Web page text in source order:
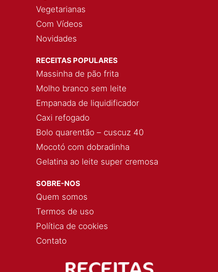
Vegetarianas
Com Vídeos
Novidades
RECEITAS POPULARES
Massinha de pão frita
Molho branco sem leite
Empanada de liquidificador
Caxi refogado
Bolo quarentão – cuscuz 40
Mocotó com dobradinha
Gelatina ao leite super cremosa
SOBRE-NOS
Quem somos
Termos de uso
Política de cookies
Contato